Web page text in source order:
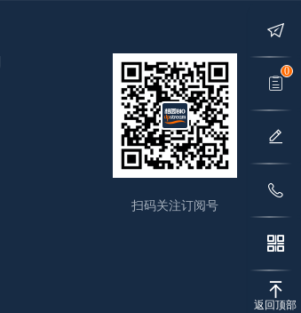
扫码关注订阅号
0
返回顶部